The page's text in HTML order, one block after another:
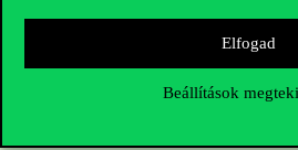
Elfogad
Beállítások